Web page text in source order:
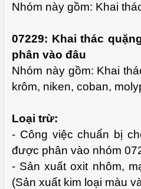
Nhóm này gồm: Khai
07229: Khai thác
phân vào đâu
Nhóm này gồm: Khai
krôm, niken, coban,
Loại trừ:
- Công việc chuẩn bị
được phân vào nhóm
- Sản xuất oxit nhôm,
(Sản xuất kim loại màu